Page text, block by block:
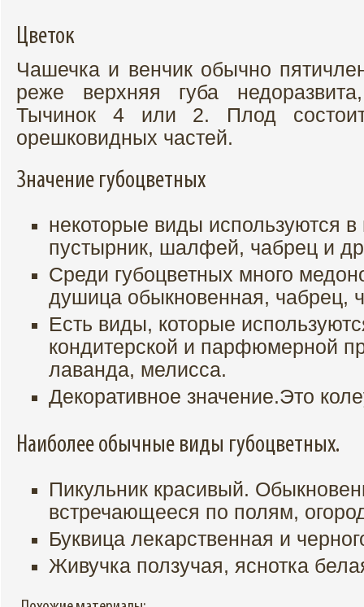
Цветок
Чашечка и венчик обычно
реже верхняя губа
Тычинок 4 или 2. Плод
орешковидных частей.
Значение губоцветных
некоторые виды используются
пустырник, шалфей, чабрец и
Среди губоцветных много
душица обыкновенная, чабрец,
Есть виды, которые
кондитерской и парфюмерной
лаванда, мелисса.
Декоративное значение.Это
Наиболее обычные виды губоцветных.
Пикульник красивый.
встречающееся по полям,
Буквица лекарственная и
Живучка ползучая, яснотка